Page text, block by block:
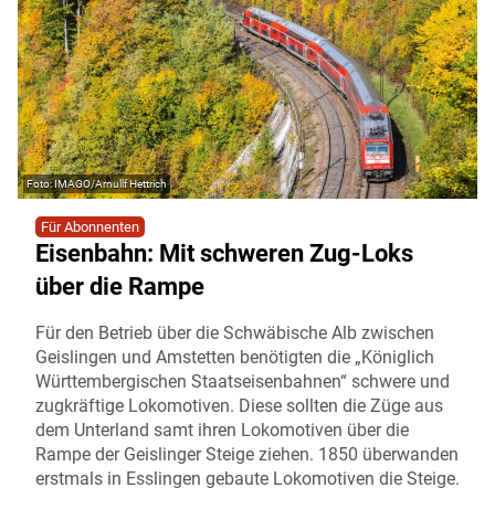
IMAGO/Arnullf Hettrich
Für Abonnenten
Eisenbahn: Mit schweren Zug-Loks
über die Rampe
Für den Betrieb über die Schwäbische Alb zwischen
Geislingen und Amstetten benötigten die „Königlich
Württembergischen Staatseisenbahnen“ schwere und
zugkräftige Lokomotiven. Diese sollten die Züge aus
dem Unterland samt ihren Lokomotiven über die
Rampe der Geislinger Steige ziehen. 1850 überwanden
erstmals in Esslingen gebaute Lokomotiven die Steige.